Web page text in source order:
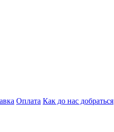
Оплата Как до нас добраться